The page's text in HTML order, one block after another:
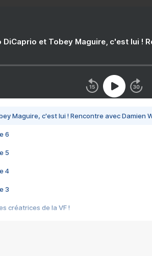
DiCaprio et Tobey Maguire, c'est lui !
Maguire, c'est lui ! Rencontre avec Damien
6
5
4
3
créatrices de la VF !